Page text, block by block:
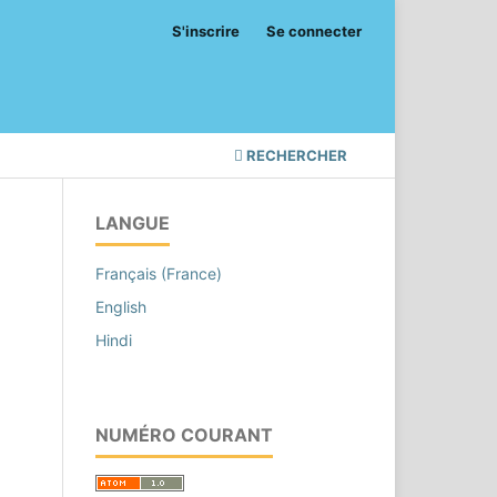
RECHERCHER
S'inscrire Se connecter
LANGUE
Français (France)
English
Hindi
NUMÉRO COURANT